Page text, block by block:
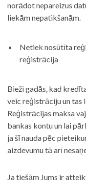
norādot nepareizus
liekām nepatikšanām.
Netiek nosūtīta
reģistrācija
Bieži gadās, kad
veic reģistrāciju un tas
Reģistrācijas maksa
bankas kontu un lai
ja šī nauda pēc
aizdevumu tā arī
Ja tiešām Jums ir